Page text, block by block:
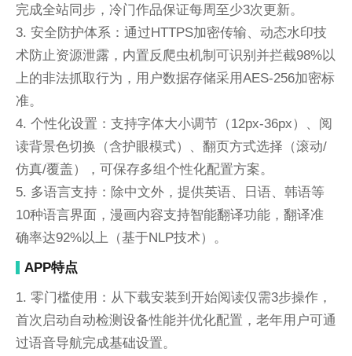
完成全站同步，冷门作品保证每周至少3次更新。
3. 安全防护体系：通过HTTPS加密传输、动态水印技
术防止资源泄露，内置反爬虫机制可识别并拦截98%以
上的非法抓取行为，用户数据存储采用AES-256加密标
准。
4. 个性化设置：支持字体大小调节（12px-36px）、阅
读背景色切换（含护眼模式）、翻页方式选择（滚动/
仿真/覆盖），可保存多组个性化配置方案。
5. 多语言支持：除中文外，提供英语、日语、韩语等
10种语言界面，漫画内容支持智能翻译功能，翻译准
确率达92%以上（基于NLP技术）。
APP特点
1. 零门槛使用：从下载安装到开始阅读仅需3步操作，
首次启动自动检测设备性能并优化配置，老年用户可通
过语音导航完成基础设置。